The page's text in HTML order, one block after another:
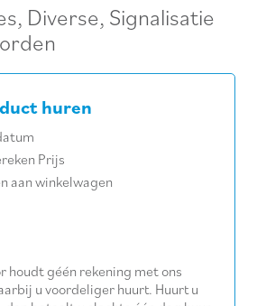
, Diverse, Signalisatie
huren
Prijs
aan winkelwagen
houdt géén rekening met ons
u voordeliger huurt. Huurt u